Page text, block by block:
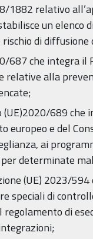
1882 relativo
un elenco
di
687 che integra
relative alla
689 che
europeo e del
ai
determinate
(UE) 2023/
speciali di
di